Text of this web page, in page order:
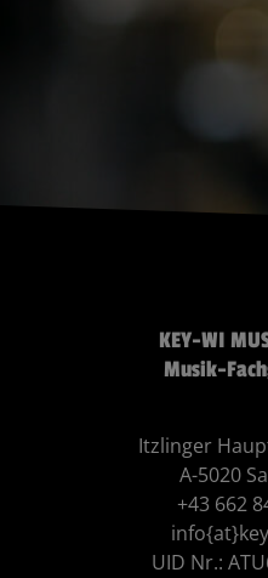
KEY-WI
Musik-
Itzlinger
A-5020
+43 662
UID Nr.: